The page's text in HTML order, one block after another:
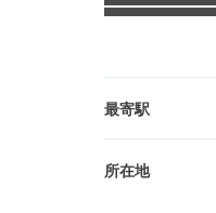
最寄駅
所在地